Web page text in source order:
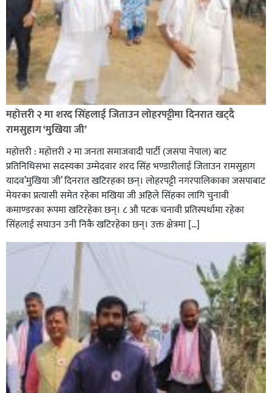
रक्तदान सेवामा जिल्लामै दोस्रो स्थान ल्याएकोमा जनमत नेताद्वय
रेडक्रस सिराहा द्वारा सम्मानित
सिराहाको औरहीमा जेन-जी भेला सम्पन्न
महोत्तरी २ मा शरद सिंहलाई जिताउन लोहरपट्टीमा दिनरात खट्दै
रामसुहाग ‘मुखिया जी’
महोत्तरी : महोत्तरी २ मा जनता समाजवादी पार्टी (जसपा नेपाल) बाट
प्रतिनिधिसभा सदस्यका उम्मेदवार शरद सिंह भण्डारीलाई जिताउन रामसुहाग
यादव’मुखिया जी’ दिनरात खटिरहका छन्। लोहरपट्टी नगरपालिकाका जसपाबाट
मेयरका प्रत्यासी समेत रहेका मखिया जी अहिले सिंहका लागि चुनावी
कमाण्डरका रूपमा खटिरहेका छन्। ८ औ पटक चनावी प्रतिस्पर्धामा रहेका
सिंहलाई सघाउन उनी निकै खटिरहेका छन्। उक्त क्षेत्रमा […]